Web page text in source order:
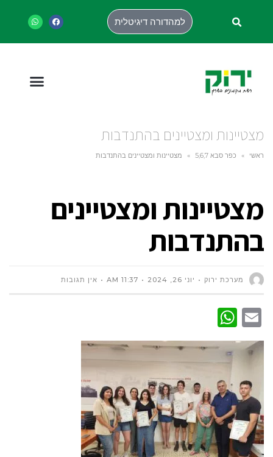
למהדורה דיגיטלית
מצטיינות ומצטיינים בהתנדבות
ראשי » כפר סבא 5,6,7 » מצטיינות ומצטיינים בהתנדבות
מצטיינות ומצטיינים
בהתנדבות
מערכת ירוק יוני 26, 2024 11:37 AM אין תגובות
Email